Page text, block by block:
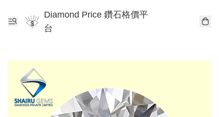
Diamond Price 鑽石格價平
台